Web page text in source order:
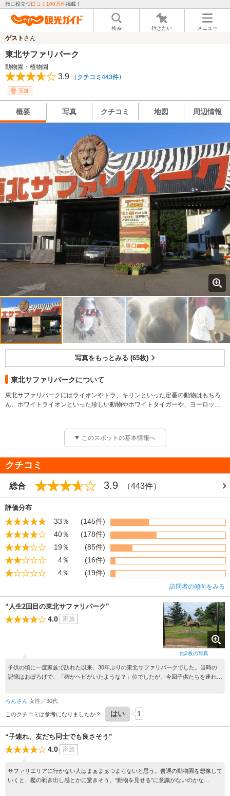
旅に役立つ口コミ100万件掲載！
検索 行きたい メニュー
ゲスト さん
東北サファリパーク
動物園・植物園
3.9 （ クチコミ443件）
王道
概要 写真 クチコミ 地図 周辺情報
写真をもっとみる (65枚)
東北サファリパークについて
東北サファリパークにはライオンやトラ、キリンといった定番の動物はもちろ
ん、ホワイトライオンといった珍しい動物やホワイトタイガーや、ヨーロッパ
しょう！放し飼いエリアの他に、かわいい動物たちと車から降りて遊べる「ふ
れあい広場」も完備しています。また、アシカショーや東北サル劇場などの各
このスポットの基本情報へ
クチコミ
総合 3.9 （443件）
評価分布
33％
(145件)
40％
(178件)
19％
(85件)
4％
(16件)
4％
(19件)
訪問者の傾向をみる
他2枚の写真
“人生2回目の東北サファリパーク”
4.0 家族
子供の頃に一度家族で訪れた以来、30年ぶりの東北サファリパークでした。当時の
記憶はおぼろげで、「確かヘビがいたような？」位でしたが、今回子供たちを連れて
着。岳温泉からすぐでした。少し分かりにくいのですが、入場ゲート（ここで入場
料、レンタカー代、ナビ代、希望者は餌代を支払う）→マイカーに乗ったまま坂を登
り、レンタカーに乗り換える→放し飼いゾーン→レンタカーを返してマイカーで別の
館前の駐車場へという流れでした。良いところは駐車場が広いので、暑い日もドアto
ドアで例えばふれあい館やショー会場まで行けます。この日東京は38度でしたが、
こちらは25度。避暑地のような爽やかな風が気持ちよくそれだけで来た価値があり
は‥？しかし放し飼いゾーンに入り、不安は払拭されました。平日朝一だったので待
ち時間は無く、閉まるゲートはまるで映画ジュラシックパークで、大人も子どももワ
ろんさん 女性／30代
このクチコミは参考になりましたか？ はい 1
“子連れ、友だち同士でも良さそう”
4.0 家族
サファリエリアに行かない人はまぁまぁつまらないと思う。普通の動物園を想像して
いくと、檻の剥き出し感とかに驚きそう。“動物を見せる”に意識がないのかな